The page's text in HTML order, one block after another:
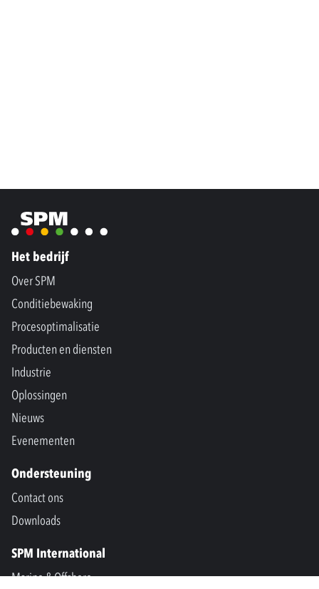
Het bedrijf
Over SPM
Conditiebewaking
Procesoptimalisatie
Producten en diensten
Industrie
Oplossingen
Nieuws
Evenementen
Ondersteuning
Contact ons
Downloads
SPM International
Marine & Offshore